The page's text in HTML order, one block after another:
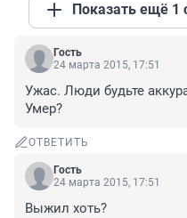
Показать ещё 1
Гость
24 марта 2015, 17:51
Ужас. Люди будьте
Умер?
ОТВЕТИТЬ
Гость
24 марта 2015, 17:51
Выжил хоть?